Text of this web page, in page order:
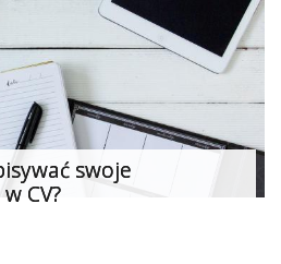
swoje
CV?